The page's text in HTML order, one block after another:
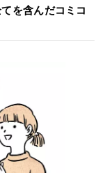
を含んだコミコ